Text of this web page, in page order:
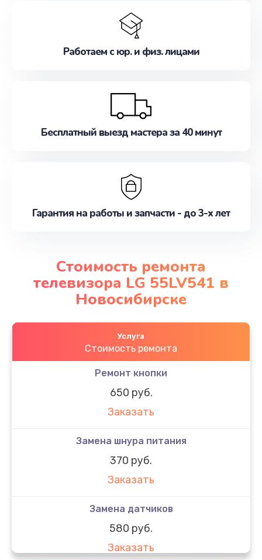
Работаем с юр. и физ. лицами
Бесплатный выезд мастера за 40 минут
Гарантия на работы и запчасти - до 3-х лет
Стоимость ремонта
телевизора LG 55LV541 в
Новосибирске
Услуга
Стоимость ремонта
Ремонт кнопки
650 руб.
Заказать
Замена шнура питания
370 руб.
Заказать
Замена датчиков
580 руб.
Заказать